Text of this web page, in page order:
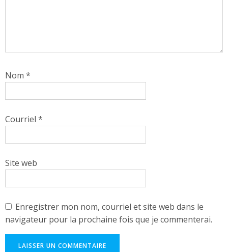
Nom *
Courriel *
Site web
Enregistrer mon nom, courriel et site web dans le
navigateur pour la prochaine fois que je commenterai.